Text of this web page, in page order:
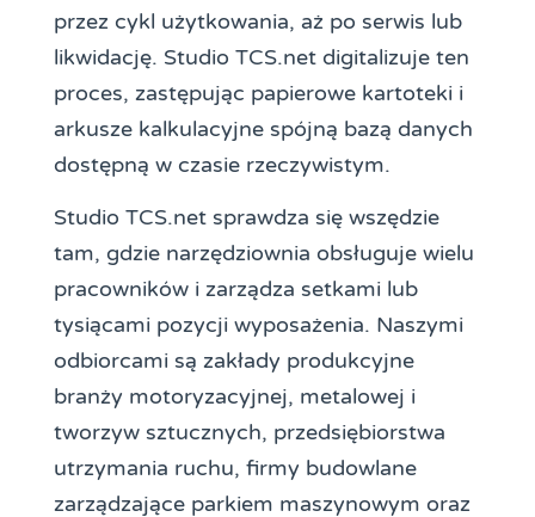
przez cykl użytkowania, aż po serwis lub
likwidację. Studio TCS.net digitalizuje ten
proces, zastępując papierowe kartoteki i
arkusze kalkulacyjne spójną bazą danych
dostępną w czasie rzeczywistym.
Studio TCS.net sprawdza się wszędzie
tam, gdzie narzędziownia obsługuje wielu
pracowników i zarządza setkami lub
tysiącami pozycji wyposażenia. Naszymi
odbiorcami są zakłady produkcyjne
branży motoryzacyjnej, metalowej i
tworzyw sztucznych, przedsiębiorstwa
utrzymania ruchu, firmy budowlane
zarządzające parkiem maszynowym oraz